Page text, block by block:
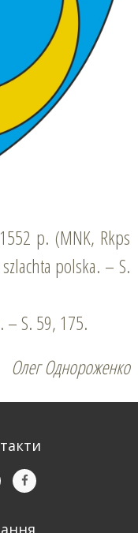
р. (MNK, Rkps
polska. – S.
– S. 59, 175.
Олег Однороженко